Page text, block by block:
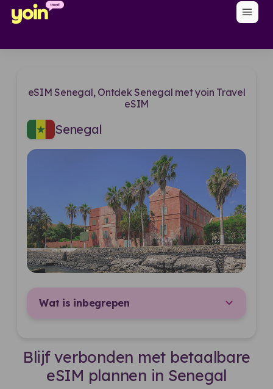
menu
eSIM Senegal, Ontdek Senegal met yoin Travel
eSIM
Senegal
Wat is inbegrepen
Blijf verbonden met betaalbare
eSIM plannen in Senegal